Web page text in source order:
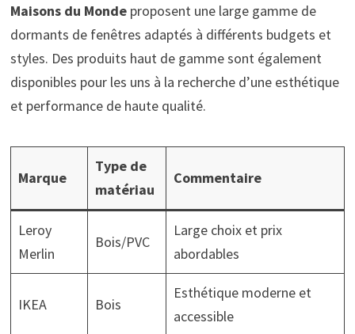
Maisons du Mondeproposent une large gamme de
dormants de fenêtres adaptés à différents budgets et
styles. Des produits haut de gamme sont également
disponibles pour les uns à la recherche d’une esthétique
et performance de haute qualité.
Marque
Type de
matériau
Commentaire
Leroy
Merlin
Bois/PVC
Large choix et prix
abordables
IKEA Bois
Esthétique moderne et
accessible